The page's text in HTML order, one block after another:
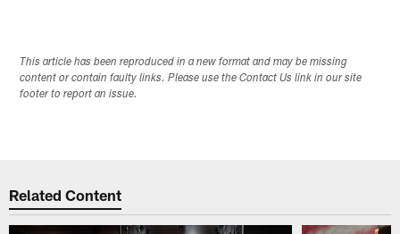
This article has been reproduced in a new format and may be missing
content or contain faulty links. Please use the Contact Us link in our site
footer to report an issue.
Related Content